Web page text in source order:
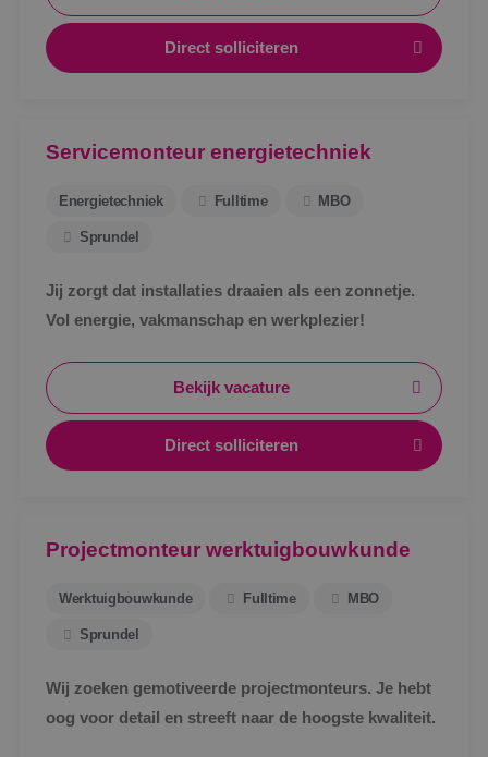
Direct solliciteren
Servicemonteur energietechniek
Energietechniek Fulltime MBO
Sprundel
Jij zorgt dat installaties draaien als een zonnetje.
Vol energie, vakmanschap en werkplezier!
Bekijk vacature
Direct solliciteren
Projectmonteur werktuigbouwkunde
Werktuigbouwkunde Fulltime MBO
Sprundel
Wij zoeken gemotiveerde projectmonteurs. Je hebt
oog voor detail en streeft naar de hoogste kwaliteit.